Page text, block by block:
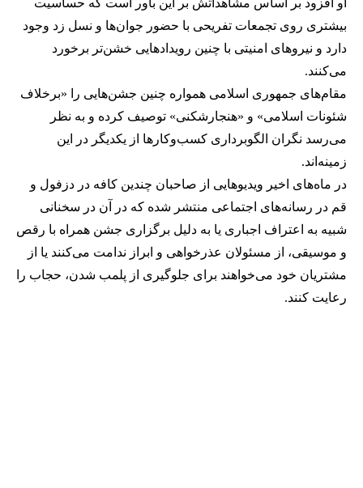
او افزود بر اساس مشاهداتش بر این باور است که حساسیت
بیشتری روی تجمعات تفریحی با حضور جوان‌ها و نسل زد وجود
دارد و نیروهای امنیتی با چنین رویدادهایی خشن‌تر برخورد
می‌کنند.
مقام‌های جمهوری اسلامی همواره چنین جشن‌هایی را «برخلاف
شئونات اسلامی» و «هنجارشکنی» توصیف کرده و به نظر
می‌رسد نگران الگوبرداری کسب‌وکارها از یکدیگر در این
زمینه‌اند.
در ماه‌های اخیر ویدیوهایی از صاحبان چندین کافه در دزفول و
قم در رسانه‌های اجتماعی منتشر شده که در آن در سخنانی
شبیه به اعتراف اجباری یا به دلیل برگزاری جشن همراه با رقص
و موسیقی، از مسئولان عذرخواهی و ابراز ندامت می‌کنند یا از
مشتریان خود می‌خواهند برای جلوگیری از پلمب شدن، حجاب را
رعایت کنند.